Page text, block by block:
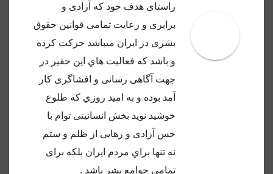
راستاى هدف خود كه آزادى و
برابرى و رعايت تمامى قوانين حقوق
بشرى در ايران ميباشد حركت كرده
و باشد كه فعاليت هاي اين حقير در
جهت آگاهى رسانى و افشاگرى كار
آمد بوده و به اميد روزي كه طلوع
خوشيد نويد بخش انسانيتى توام با
حس آزادى و رهايى از ظلم و ستم
نه تنها براي مردم ايران بلكه براى
تمامى جوامع بشر باشد .